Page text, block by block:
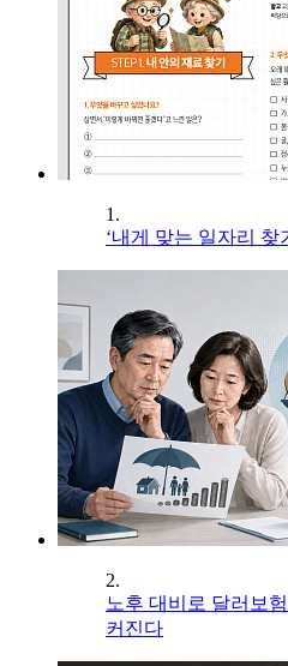
1.
‘내게 맞는 일자리 찾
2.
노후 대비로 달러보
커진다